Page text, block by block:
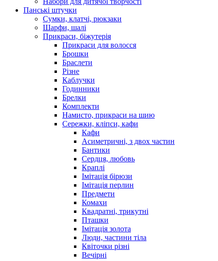
Панські штучки
Сумки, клатчі, рюкзаки
Шарфи, шалі
Прикраси, біжутерія
Прикраси для волосся
Брошки
Браслети
Різне
Каблучки
Годинники
Брелки
Комплекти
Намисто, прикраси на шию
Сережки, кліпси, кафи
Кафи
Асиметричні, з двох частин
Бантики
Сердця, любовь
Краплі
Імітація бірюзи
Імітація перлин
Предмети
Комахи
Квадратні, трикутні
Пташки
Імітація золота
Люди, частини тіла
Квіточки різні
Вечірні